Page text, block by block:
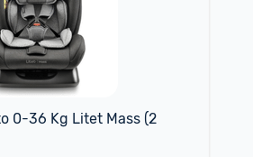
0-36 Kg Litet Mass (2